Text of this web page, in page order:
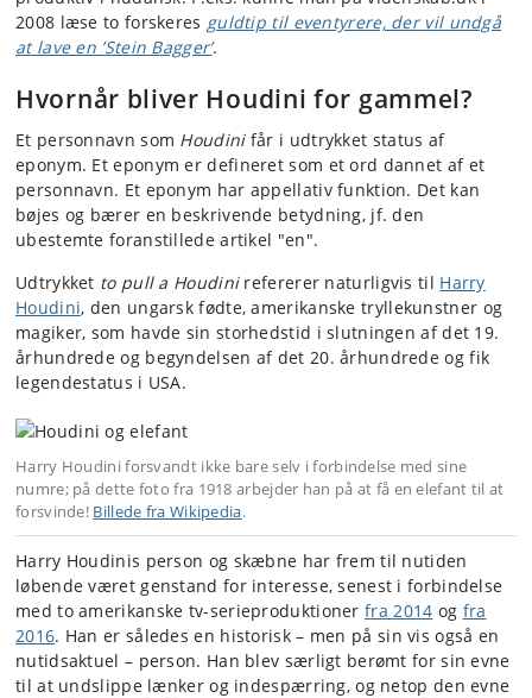
2008 læse to forskeres guldtip til eventyrere, der vil undgå
at lave en ’Stein Bagger’.
Hvornår bliver Houdini for gammel?
Et personnavn som Houdinifår i udtrykket status af
eponym. Et eponym er defineret som et ord dannet af et
personnavn. Et eponym har appellativ funktion. Det kan
bøjes og bærer en beskrivende betydning, jf. den
ubestemte foranstillede artikel "en".
Udtrykket to pull a Houdinirefererer naturligvis til Harry
Houdini, den ungarsk fødte, amerikanske tryllekunstner og
magiker, som havde sin storhedstid i slutningen af det 19.
århundrede og begyndelsen af det 20. århundrede og fik
legendestatus i USA.
Harry Houdini forsvandt ikke bare selv i forbindelse med sine
numre; på dette foto fra 1918 arbejder han på at få en elefant til at
forsvinde! Billede fra Wikipedia.
Harry Houdinis person og skæbne har frem til nutiden
løbende været genstand for interesse, senest i forbindelse
med to amerikanske tv-serieproduktioner fra 2014 og fra
2016. Han er således en historisk – men på sin vis også en
nutidsaktuel – person. Han blev særligt berømt for sin evne
til at undslippe lænker og indespærring, og netop den evne